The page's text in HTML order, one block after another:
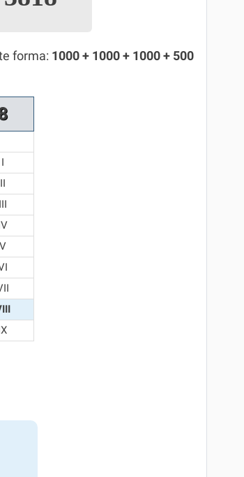
forma: 1000 + 1000 + 1000 + 500
I
II
III
V